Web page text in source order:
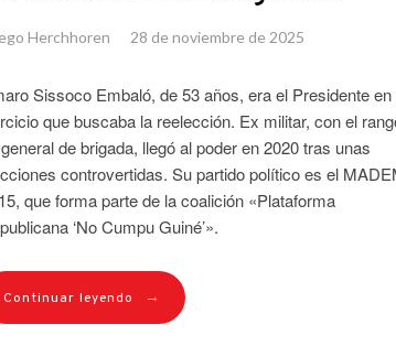
Herchhoren 28 de noviembre de 2025
Sissoco Embaló, de 53 años, era el Presidente en
que buscaba la reelección. Ex militar, con el
de brigada, llegó al poder en 2020 tras unas
controvertidas. Su partido político es el
que forma parte de la coalición «Plataforma
‘No Cumpu Guiné’».
Continuar leyendo →